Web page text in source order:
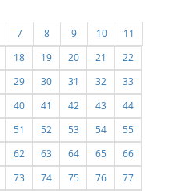
7 8 9 10
11
18 19 20 21
22
29 30 31 32
33
40 41 42 43
44
51 52 53 54
55
62 63 64 65
66
73 74 75 76
77